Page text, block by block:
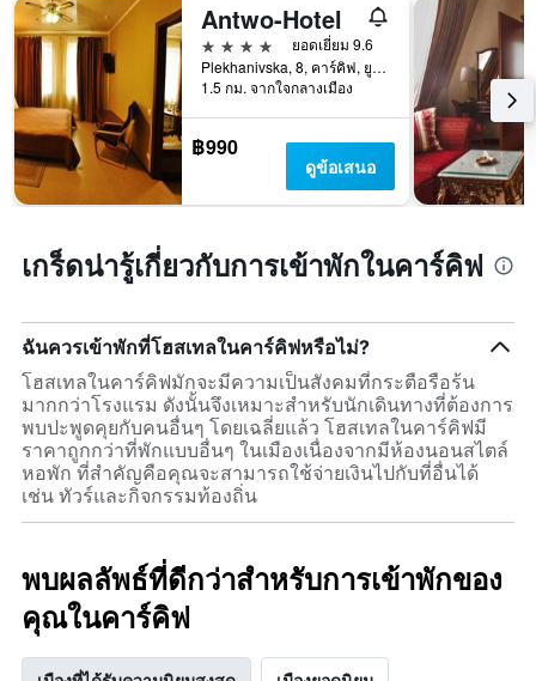
Antwo-Hotel
4 ดาว
ยอดเยี่ยม 9.6
Plekhanivska, 8, คาร์คิฟ, ยูเครน
1.5 กม. จากใจกลางเมือง
฿990
ดูข้อเสนอ
เกร็ดน่ารู้เกี่ยวกับการเข้าพักในคาร์คิฟ
ฉันควรเข้าพักที่โฮสเทลในคาร์คิฟหรือไม่?
โฮสเทลในคาร์คิฟมักจะมีความเป็นสังคมที่กระตือรือร้น
มากกว่าโรงแรม ดังนั้นจึงเหมาะสำหรับนักเดินทางที่ต้องการ
พบปะพูดคุยกับคนอื่นๆ โดยเฉลี่ยแล้ว โฮสเทลในคาร์คิฟมี
ราคาถูกกว่าที่พักแบบอื่นๆ ในเมืองเนื่องจากมีห้องนอนสไตล์
หอพัก ที่สำคัญคือคุณจะสามารถใช้จ่ายเงินไปกับที่อื่นได้
เช่น ทัวร์และกิจกรรมท้องถิ่น
พบผลลัพธ์ที่ดีกว่าสำหรับการเข้าพักของ
คุณในคาร์คิฟ